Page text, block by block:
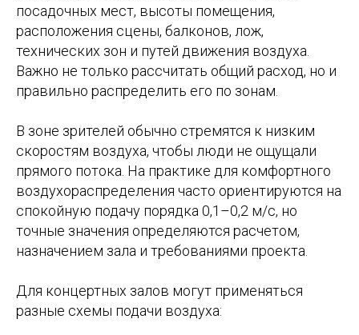
посадочных мест, высоты помещения,
расположения сцены, балконов, лож,
технических зон и путей движения воздуха.
Важно не только рассчитать общий расход, но и
правильно распределить его по зонам.
В зоне зрителей обычно стремятся к низким
скоростям воздуха, чтобы люди не ощущали
прямого потока. На практике для комфортного
воздухораспределения часто ориентируются на
спокойную подачу порядка 0,1–0,2 м/с, но
точные значения определяются расчетом,
назначением зала и требованиями проекта.
Для концертных залов могут применяться
разные схемы подачи воздуха: